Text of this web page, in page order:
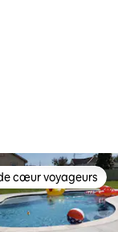
base de 352
cœur voyageurs les
cœur voyageurs